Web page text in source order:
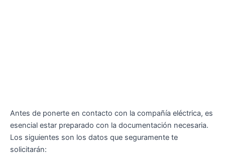
Antes de ponerte en contacto con la compañía eléctrica, es
esencial estar preparado con la documentación necesaria.
Los siguientes son los datos que seguramente te
solicitarán: